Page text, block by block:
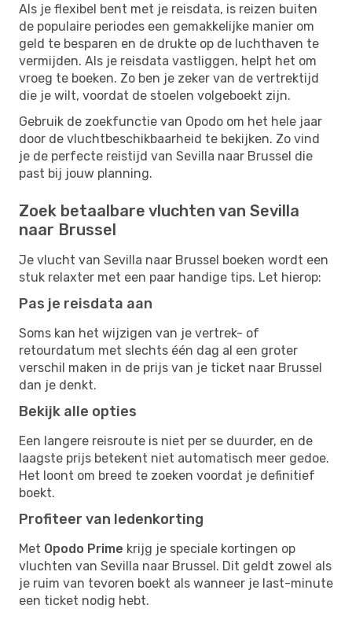
Als je flexibel bent met je reisdata, is reizen buiten
de populaire periodes een gemakkelijke manier om
geld te besparen en de drukte op de luchthaven te
vermijden. Als je reisdata vastliggen, helpt het om
vroeg te boeken. Zo ben je zeker van de vertrektijd
die je wilt, voordat de stoelen volgeboekt zijn.
Gebruik de zoekfunctie van Opodo om het hele jaar
door de vluchtbeschikbaarheid te bekijken. Zo vind
je de perfecte reistijd van Sevilla naar Brussel die
past bij jouw planning.
Zoek betaalbare vluchten van Sevilla
naar Brussel
Je vlucht van Sevilla naar Brussel boeken wordt een
stuk relaxter met een paar handige tips. Let hierop:
Pas je reisdata aan
Soms kan het wijzigen van je vertrek- of
retourdatum met slechts één dag al een groter
verschil maken in de prijs van je ticket naar Brussel
dan je denkt.
Bekijk alle opties
Een langere reisroute is niet per se duurder, en de
laagste prijs betekent niet automatisch meer gedoe.
Het loont om breed te zoeken voordat je definitief
boekt.
Profiteer van ledenkorting
Met Opodo Prime krijg je speciale kortingen op
vluchten van Sevilla naar Brussel. Dit geldt zowel als
je ruim van tevoren boekt als wanneer je last-minute
een ticket nodig hebt.